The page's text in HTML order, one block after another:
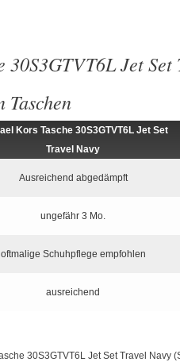
30S3GTVT6L Jet
Taschen
Kors Tasche 30S3GTVT6L Jet Set
Travel Navy
Ausreichend abgedämpft
ungefähr 3 Mo.
oftmalige Schuhpflege empfohlen
ausreichend
30S3GTVT6L Jet Set Travel Navy